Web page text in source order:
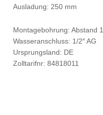
Ausladung: 250 mm
Montagebohrung: Abstand
Wasseranschluss: 1/2″ AG
Ursprungsland: DE
Zolltarifnr: 84818011